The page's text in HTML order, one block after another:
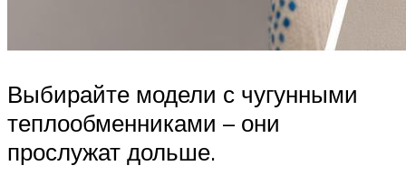
Выбирайте модели с чугунными
теплообменниками – они
прослужат дольше.